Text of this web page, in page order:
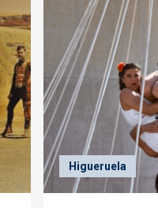
Higueruela